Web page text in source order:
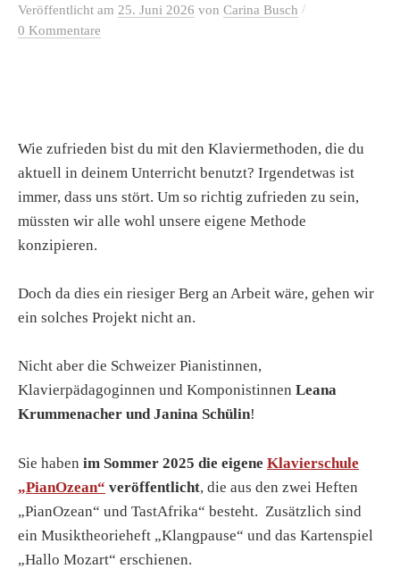
Veröffentlicht am 25. Juni 2026 von Carina Busch /
0 Kommentare
Wie zufrieden bist du mit den Klaviermethoden, die du
aktuell in deinem Unterricht benutzt? Irgendetwas ist
immer, dass uns stört. Um so richtig zufrieden zu sein,
müssten wir alle wohl unsere eigene Methode
konzipieren.
Doch da dies ein riesiger Berg an Arbeit wäre, gehen wir
ein solches Projekt nicht an.
Nicht aber die Schweizer Pianistinnen,
Klavierpädagoginnen und Komponistinnen Leana
Krummenacher und Janina Schülin!
Sie haben im Sommer 2025 die eigene Klavierschule
„PianOzean“ veröffentlicht, die aus den zwei Heften
„PianOzean“ und TastAfrika“ besteht. Zusätzlich sind
ein Musiktheorieheft „Klangpause“ und das Kartenspiel
„Hallo Mozart“ erschienen.